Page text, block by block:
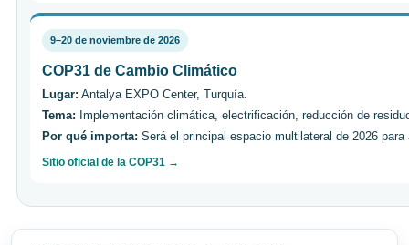
9–20 de noviembre de 2026
COP31 de Cambio Climático
Lugar: Antalya EXPO Center, Turquía.
Tema: Implementación climática, electrificación, reducción de
Por qué importa: Será el principal espacio multilateral de 2026
Sitio oficial de la COP31 →